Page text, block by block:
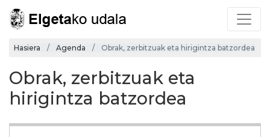
Hasiera Agenda Obrak, zerbitzuak eta hirigintza batzordea
Obrak, zerbitzuak eta
hirigintza batzordea